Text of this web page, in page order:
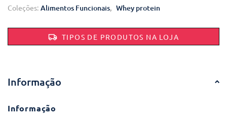
Coleções: Alimentos Funcionais, Whey protein
TIPOS DE PRODUTOS NA LOJA
Informação
Informação